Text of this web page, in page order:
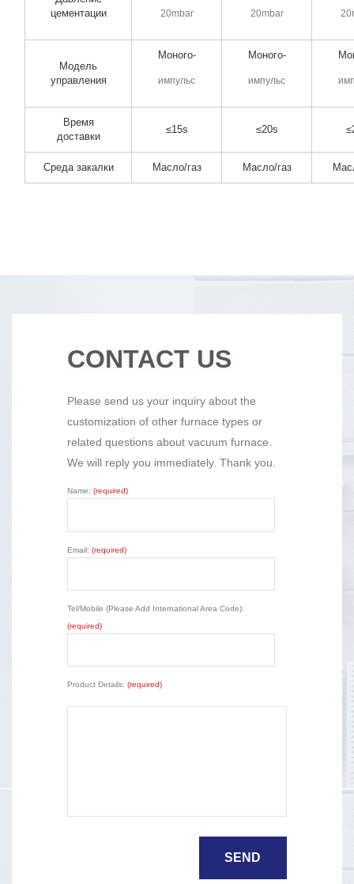
цементации
20mbar 20mbar
Модель
управления
Моного-
импульс
Моного-
импульс
Время
доставки
≤15s ≤20s
Среда закалки Масло/газ Масло/газ
CONTACT US
Please send us your inquiry about the
customization of other furnace types or
related questions about vacuum furnace.
We will reply you immediately. Thank you.
Name: (required)
Email: (required)
Tel/Mobile (Please Add International Area Code):
(required)
Product Details: (required)